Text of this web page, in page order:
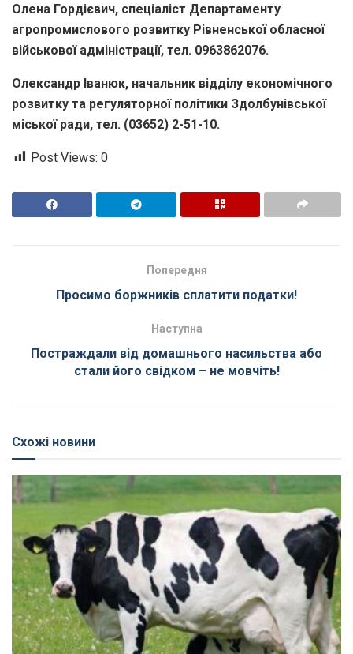
Олена Гордієвич, спеціаліст Департаменту
агропромислового розвитку Рівненської обласної
військової адміністрації, тел. 0963862076.
Олександр Іванюк, начальник відділу економічного
розвитку та регуляторної політики Здолбунівської
міської ради, тел. (03652) 2-51-10.
Post Views: 0
Попередня
Просимо боржників сплатити податки!
Наступна
Постраждали від домашнього насильства або
стали його свідком – не мовчіть!
Схожі новини